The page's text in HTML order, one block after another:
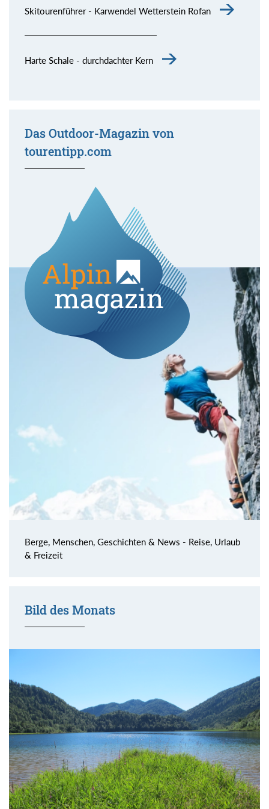
Skitourenführer - Karwendel Wetterstein Rofan
Harte Schale - durchdachter Kern
Das Outdoor-Magazin von
tourentipp.com
Berge, Menschen, Geschichten & News - Reise, Urlaub
& Freizeit
Bild des Monats